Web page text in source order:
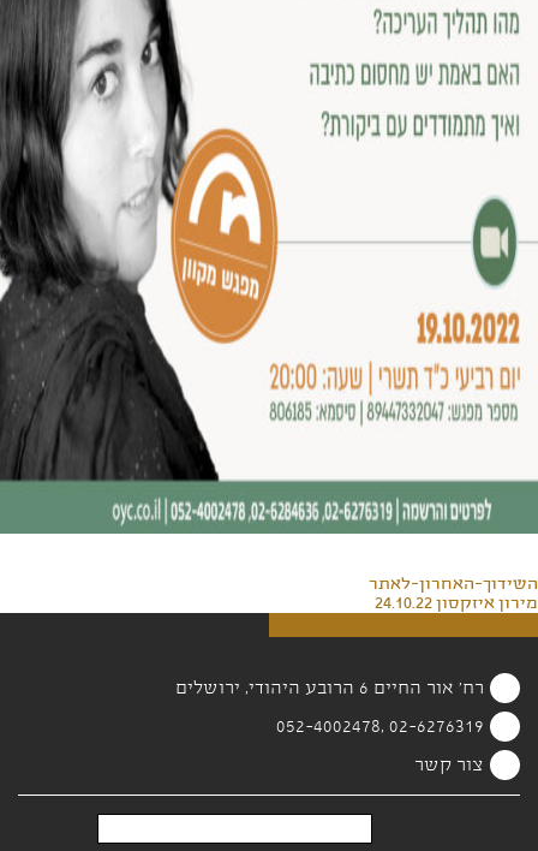
השידוך-האחרון-לאתר
מירון איזקסון 24.10.22
רח' אור החיים 6 הרובע היהודי, ירושלים
02-6276319 ,052-4002478
צור קשר